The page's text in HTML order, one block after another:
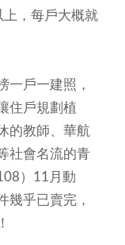
，每戶大概就
一戶一建照，
住戶規劃植
的教師、華航
社會名流的青
）11月動
幾乎已賣完，